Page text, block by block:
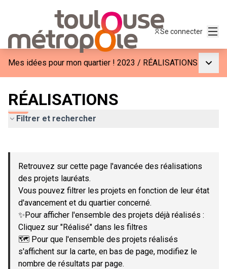
Se connecter
Mes idées pour mon quartier ! 2023 / RÉALISATIONS
RÉALISATIONS
Filtrer et rechercher
−
Retrouvez sur cette page l'avancée des réalisations
des projets lauréats.
Vous pouvez filtrer les projets en fonction de leur état
d'avancement et du quartier concerné.
✨Pour afficher l'ensemble des projets déjà réalisés :
Cliquez sur "Réalisé" dans les filtres
🗺️ Pour que l'ensemble des projets réalisés
s'affichent sur la carte, en bas de page, modifiez le
nombre de résultats par page.